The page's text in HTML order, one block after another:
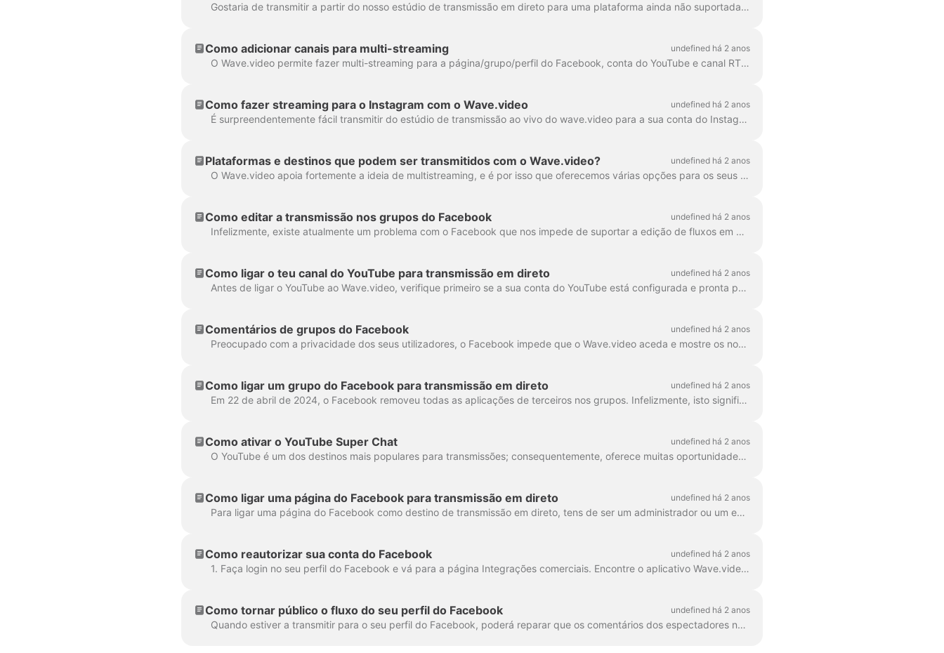
Gostaria de transmitir a partir do nosso estúdio de transmissão em direto para uma plataforma ainda não suportada? Não se preocupe, podemos fazê-lo através do protocolo RTMP especial. O RTMP permite...
Como adicionar canais para multi-streaming undefined há 2 anos
O Wave.video permite fazer multi-streaming para a página/grupo/perfil do Facebook, conta do YouTube e canal RTMP em simultâneo! Pode adicionar vários destinos ...
Como fazer streaming para o Instagram com o Wave.video undefined há 2 anos
É surpreendentemente fácil transmitir do estúdio de transmissão ao vivo do wave.video para a sua conta do Instagram. Todas as funcionalidades do estúdio estarão disponíveis para si durante ...
Plataformas e destinos que podem ser transmitidos com o Wave.video? undefined há 2 anos
O Wave.video apoia fortemente a ideia de multistreaming, e é por isso que oferecemos várias opções para os seus destinos de transmissão. A partir de hoje, oferecemos ...
Como editar a transmissão nos grupos do Facebook undefined há 2 anos
Infelizmente, existe atualmente um problema com o Facebook que nos impede de suportar a edição de fluxos em grupos do Facebook. Para fazer alterações ...
Como ligar o teu canal do YouTube para transmissão em direto undefined há 2 anos
Antes de ligar o YouTube ao Wave.video, verifique primeiro se a sua conta do YouTube está configurada e pronta para a transmissão em direto. Verifique sua conta do YouTube. F...
Comentários de grupos do Facebook undefined há 2 anos
Preocupado com a privacidade dos seus utilizadores, o Facebook impede que o Wave.video aceda e mostre os nomes e as imagens de perfil das pessoas que deixam comentá...
Como ligar um grupo do Facebook para transmissão em direto undefined há 2 anos
Em 22 de abril de 2024, o Facebook removeu todas as aplicações de terceiros nos grupos. Infelizmente, isto significa que não será possível adicionar o seu grupo do Facebook como um desti...
Como ativar o YouTube Super Chat undefined há 2 anos
O YouTube é um dos destinos mais populares para transmissões; consequentemente, oferece muitas oportunidades para que os criadores de conteúdo e os ...
Como ligar uma página do Facebook para transmissão em direto undefined há 2 anos
Para ligar uma página do Facebook como destino de transmissão em direto, tens de ser um administrador ou um editor dessa página. Para ter a certeza de que tens os ri...
Como reautorizar sua conta do Facebook undefined há 2 anos
1. Faça login no seu perfil do Facebook e vá para a página Integrações comerciais. Encontre o aplicativo Wave.video , marque a caixa à direita e clique no botão...
Como tornar público o fluxo do seu perfil do Facebook undefined há 2 anos
Quando estiver a transmitir para o seu perfil do Facebook, poderá reparar que os comentários dos espectadores não aparecem no Wave.video Live Chat . Isso acontece porque o Face...